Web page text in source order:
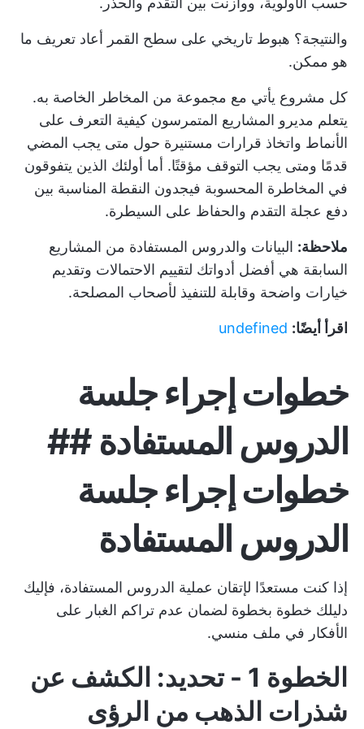
والنتيجة؟ هبوط تاريخي على سطح القمر أعاد تعريف ما
هو ممكن.
كل مشروع يأتي مع مجموعة من المخاطر الخاصة به.
يتعلم مديرو المشاريع المتمرسون كيفية التعرف على
الأنماط واتخاذ قرارات مستنيرة حول متى يجب المضي
قدمًا ومتى يجب التوقف مؤقتًا. أما أولئك الذين يتفوقون
في المخاطرة المحسوبة فيجدون النقطة المناسبة بين
دفع عجلة التقدم والحفاظ على السيطرة.
ملاحظة: البيانات والدروس المستفادة من المشاريع
السابقة هي أفضل أدواتك لتقييم الاحتمالات وتقديم
خيارات واضحة وقابلة للتنفيذ لأصحاب المصلحة.
اقرأ أيضًا: undefined
خطوات إجراء جلسة
الدروس المستفادة ##
خطوات إجراء جلسة
الدروس المستفادة
إذا كنت مستعدًا لإتقان عملية الدروس المستفادة، فإليك
دليلك خطوة بخطوة لضمان عدم تراكم الغبار على
الأفكار في ملف منسي.
الخطوة 1 - تحديد: الكشف عن
شذرات الذهب من الرؤى